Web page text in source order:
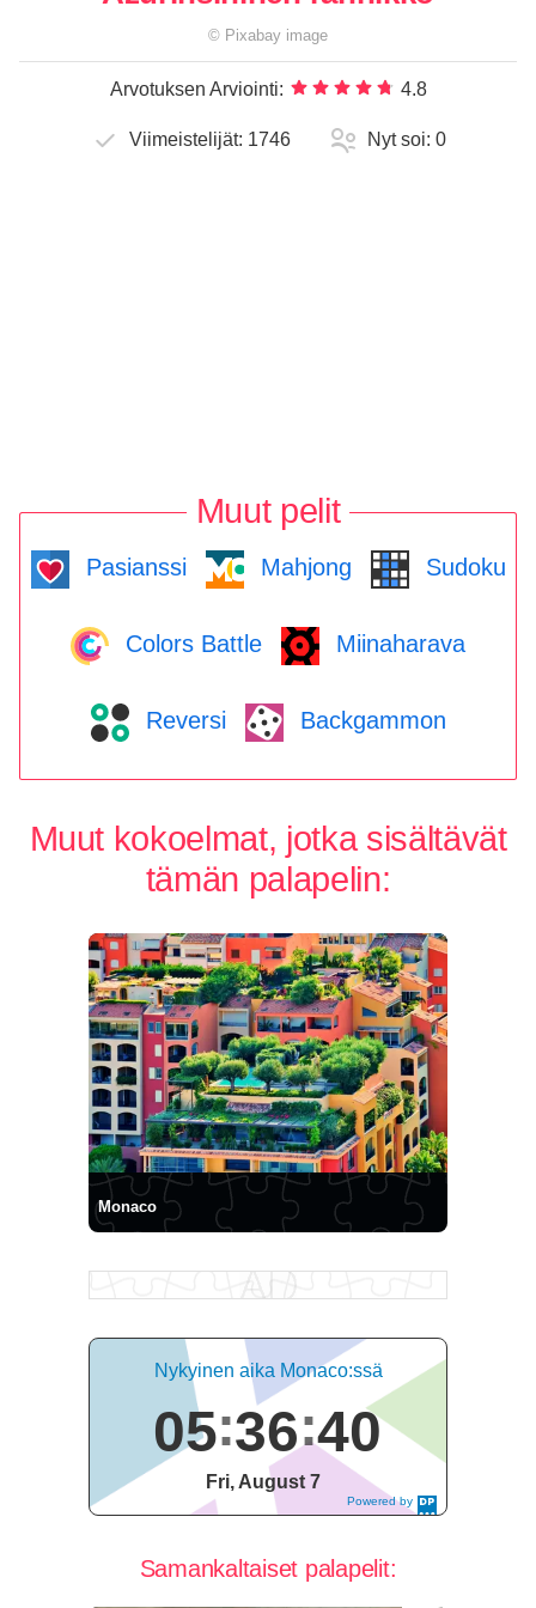
© Pixabay image
Arvotuksen Arviointi: 4.8
Viimeistelijät: 1746 Nyt soi: 0
Muut pelit
Pasianssi Mahjong Sudoku
Colors Battle Miinaharava
Reversi Backgammon
Muut kokoelmat, jotka sisältävät
tämän palapelin:
Monaco
Powered by
DaysPedia.c
Nykyinen aika Monaco:ssä
05 36 41
Fri, August 7
Samankaltaiset palapelit: